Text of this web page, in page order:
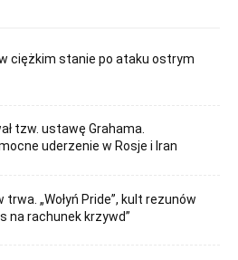
ciężkim stanie po ataku ostrym
tzw. ustawę Grahama.
uderzenie w Rosje i Iran
„Wołyń Pride”, kult rezunów
na rachunek krzywd”